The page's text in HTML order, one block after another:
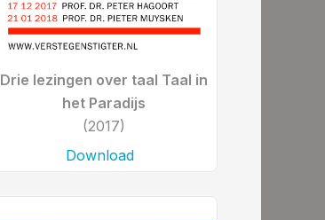
Drie lezingen over taal Taal in
het Paradijs
(2017)
Download